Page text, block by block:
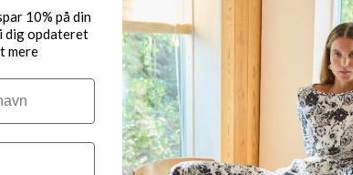
VARENR.: 4462
Gratis fragt til pakkeshop ved
Byt/Returnér i vores butikker
Levering 1-3 dage
10% på din
dig opdateret
mere